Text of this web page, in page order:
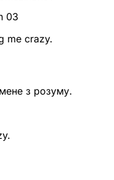
03
me crazy.
мене з розуму.